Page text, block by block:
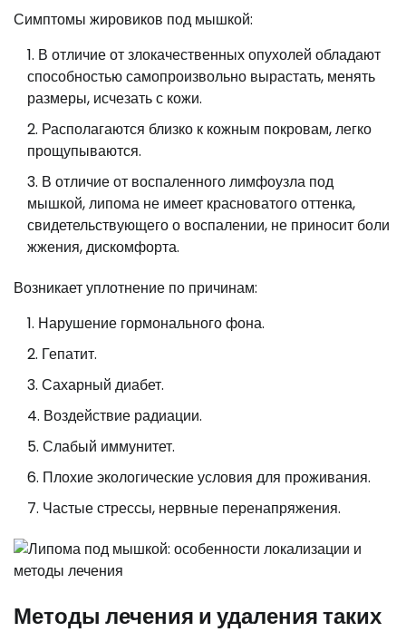
Симптомы жировиков под мышкой:
В отличие от злокачественных опухолей обладают
способностью самопроизвольно вырастать, менять
размеры, исчезать с кожи.
Располагаются близко к кожным покровам, легко
прощупываются.
В отличие от воспаленного лимфоузла под
мышкой, липома не имеет красноватого оттенка,
свидетельствующего о воспалении, не приносит боли
жжения, дискомфорта.
Возникает уплотнение по причинам:
Нарушение гормонального фона.
Гепатит.
Сахарный диабет.
Воздействие радиации.
Слабый иммунитет.
Плохие экологические условия для проживания.
Частые стрессы, нервные перенапряжения.
Методы лечения и удаления таких